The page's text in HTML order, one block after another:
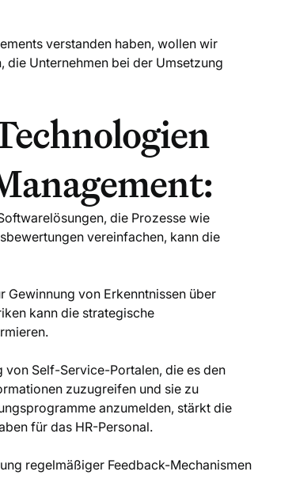
verstanden haben, wollen wir
Unternehmen bei der Umsetzung
die Prozesse wie
vereinfachen, kann die
Gewinnung von Erkenntnissen über
kann die strategische
von Self-Service-Portalen, die es den
zuzugreifen und sie zu
anzumelden, stärkt die
für das HR-Personal.
regelmäßiger Feedback-Mechanismen